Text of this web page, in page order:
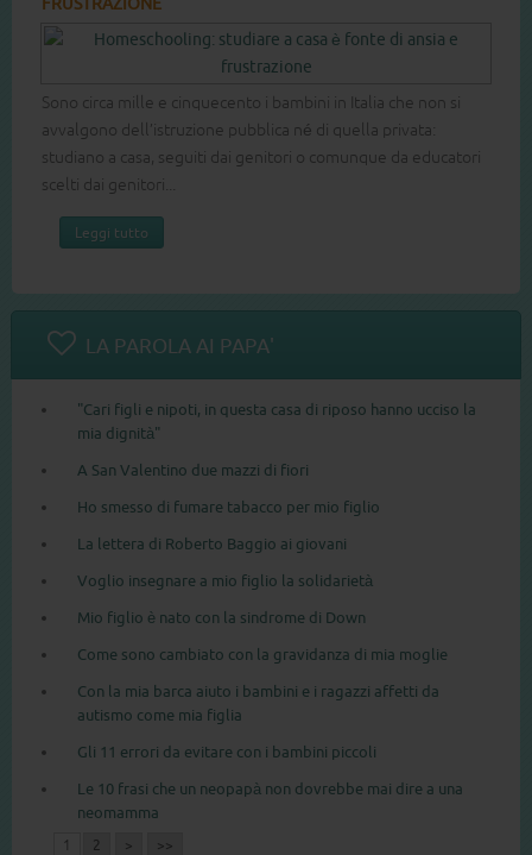
FRUSTRAZIONE
Sono circa mille e cinquecento i bambini in Italia che non si
avvalgono dell’istruzione pubblica né di quella privata:
studiano a casa, seguiti dai genitori o comunque da educatori
scelti dai genitori...
Leggi tutto
LA PAROLA AI PAPA'
"Cari figli e nipoti, in questa casa di riposo hanno ucciso la
mia dignità"
A San Valentino due mazzi di fiori
Ho smesso di fumare tabacco per mio figlio
La lettera di Roberto Baggio ai giovani
Voglio insegnare a mio figlio la solidarietà
Mio figlio è nato con la sindrome di Down
Come sono cambiato con la gravidanza di mia moglie
Con la mia barca aiuto i bambini e i ragazzi affetti da
autismo come mia figlia
Gli 11 errori da evitare con i bambini piccoli
Le 10 frasi che un neopapà non dovrebbe mai dire a una
neomamma
1 2 > >>